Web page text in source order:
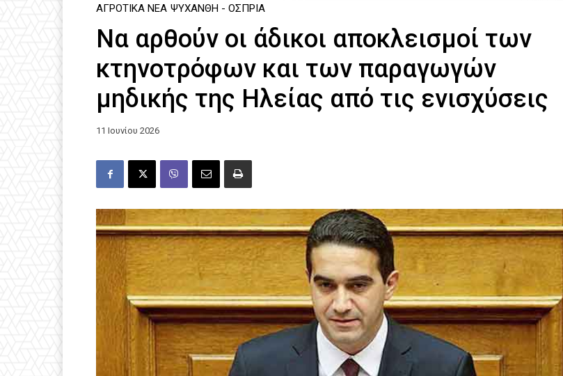
ΑΓΡΟΤΙΚΆ ΝΈΑ ΨΥΧΑΝΘΉ - ΌΣΠΡΙΑ
Να αρθούν οι άδικοι αποκλεισμοί των
κτηνοτρόφων και των παραγωγών
μηδικής της Ηλείας από τις ενισχύσεις
11 Ιουνίου 2026